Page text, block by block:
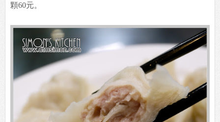
顆60元。